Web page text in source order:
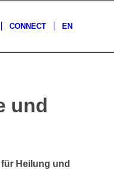
CONNECT EN
und
Heilung und